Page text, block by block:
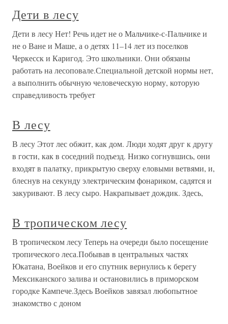
Дети в лесу
Дети в лесу Нет! Речь идет не о Мальчике-с-Пальчике и
не о Ване и Маше, а о детях 11–14 лет из поселков
Черкесск и Каригод. Это школьники. Они обязаны
работать на лесоповале.Специальной детской нормы нет,
а выполнить обычную человеческую норму, которую
справедливость требует
В лесу
В лесу Этот лес обжит, как дом. Люди ходят друг к другу
в гости, как в соседний подъезд. Низко согнувшись, они
входят в палатку, прикрытую сверху еловыми ветвями, и,
блеснув на секунду электрическим фонариком, садятся и
закуривают. В лесу сыро. Накрапывает дождик. Здесь,
В тропическом лесу
В тропическом лесу Теперь на очереди было посещение
тропического леса.Побывав в центральных частях
Юкатана, Воейков и его спутник вернулись к берегу
Мексиканского залива и остановились в приморском
городке Кампече.Здесь Воейков завязал любопытное
знакомство с доном